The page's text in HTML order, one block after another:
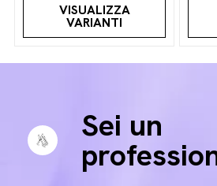
VISUALIZZA
VARIANTI
Sei un